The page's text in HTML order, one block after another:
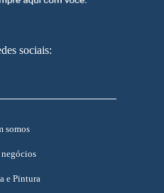
sociais:
somos
e Pintura